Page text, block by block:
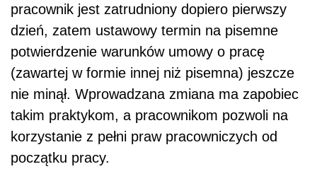
pracownik jest zatrudniony dopiero pierwszy
dzień, zatem ustawowy termin na pisemne
potwierdzenie warunków umowy o pracę
(zawartej w formie innej niż pisemna) jeszcze
nie minął. Wprowadzana zmiana ma zapobiec
takim praktykom, a pracownikom pozwoli na
korzystanie z pełni praw pracowniczych od
początku pracy.